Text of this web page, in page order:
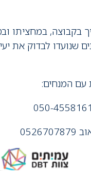
בקבוצה, במחציתו
שנועדו לבדוק את
המנחים: